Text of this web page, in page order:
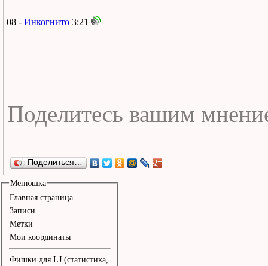
08 - Инкогнито 3:21
Поделиться…
Менюшка
Главная страница
Записи
Метки
Мои координаты
Фишки для LJ (статистика,